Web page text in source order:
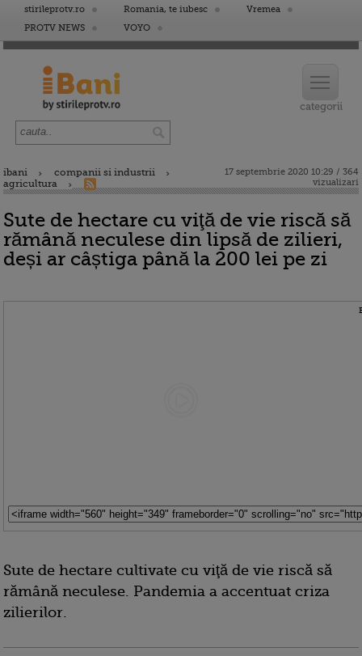
stirileprotv.ro Romania, te iubesc
Vremea
PROTV NEWS
VOYO
ibani
companii si industrii
agricultura
17 septembrie 2020 10:29 / 364
vizualizari
Sute de hectare cu viţă de vie riscă să
rămână neculese din lipsă de zilieri,
deși ar câștiga până la 200 lei pe zi
Sute de hectare cultivate cu viţă de vie riscă să
rămână neculese. Pandemia a accentuat criza
zilierilor.